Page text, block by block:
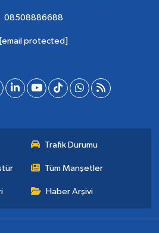
08508886688
[email protected]
Trafik Durumu
Tüm Manşetler
Haber Arşivi